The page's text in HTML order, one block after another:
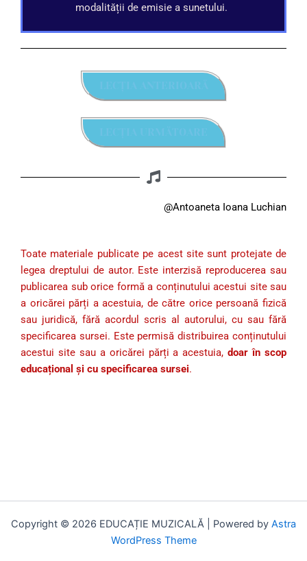
modalității de emisie a sunetului.
@Antoaneta Ioana Luchian
Toate materiale publicate pe acest site sunt protejate de
legea dreptului de autor. Este interzisă reproducerea sau
publicarea sub orice formă a conținutului acestui site sau
a oricărei părți a acestuia, de către orice persoană fizică
sau juridică, fără acordul scris al autorului, cu sau fără
specificarea sursei. Este permisă distribuirea conținutului
acestui site sau a oricărei părți a acestuia,doar în scop
educațional și cu specificarea sursei.
Copyright © 2026 EDUCAȚIE MUZICALĂ | Powered by Astra
WordPress Theme